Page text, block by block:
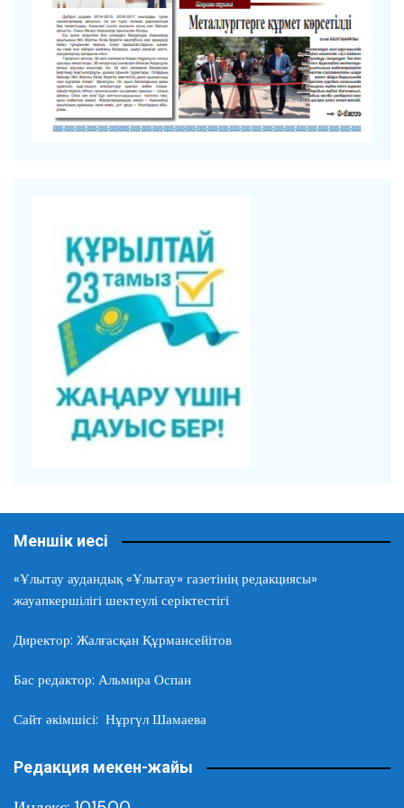
Меншік иесі
«Ұлытау аудандық «Ұлытау» газетінің редакциясы»
жауапкершілігі шектеулі серіктестігі
Директор: Жалғасқан Құрмансейітов
Бас редактор: Альмира Оспан
Сайт әкімшісі: Нұргүл Шамаева
Редакция мекен-жайы